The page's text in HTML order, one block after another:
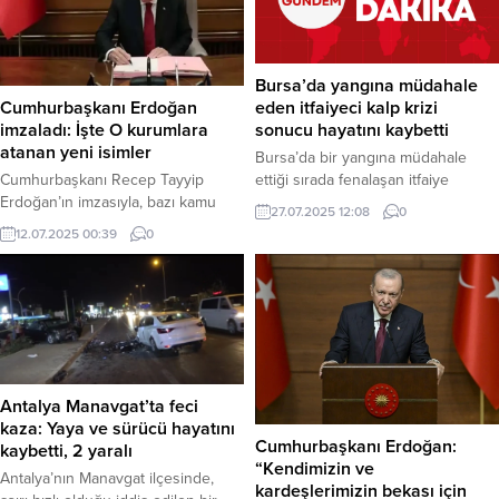
Cumhurbaşkanı Erdoğan
imzaladı: İşte O kurumlara
atanan yeni isimler
Cumhurbaşkanı Recep Tayyip
Erdoğan’ın imzasıyla, bazı kamu
kurumlarına ilişkin yeni atama
kararları bu gece yarısı Resmi
Gazete’de yayımlandı. ANKARA –
Kararlara göre, Alevi Bektaşi Kültür
ve Cemevi Başkanlığı ile Yunus
Emre Vakfı’nın yönetiminde önemli
değişiklikler yapıldı. Alevi Bektaşi
Kültür ve Cemevi Başkanlığı’na
Esma Ersin Atandı Yayımlanan
kararname ile Alevi Bektaşi...
12.07.2025 00:39 0
Bursa’da yangına müdahale
eden itfaiyeci kalp krizi
sonucu hayatını kaybetti
Bursa’da bir yangına müdahale
ettiği sırada fenalaşan itfaiye
personeli Ramazan Şaşkın,
geçirdiği kalp krizi sonucu hayatını
Büyükşehir Belediye Başkanı
Mustafa Bozbey duyurdu. Bursa
İtfaiyesi, kahraman bir personelini
görev başında kaybetmenin
üzüntüsünü yaşıyor. Edinilen
bilgiye göre, itfaiye personeli
Ramazan Şaşkın, kentte çıkan bir
yangına ekibiyle birlikte müdahale...
27.07.2025 12:08 0
Antalya Manavgat’ta feci
kaza: Yaya ve sürücü hayatını
kaybetti, 2 yaralı
Antalya’nın Manavgat ilçesinde,
Cumhurbaşkanı Erdoğan:
“Kendimizin ve
kardeşlerimizin bekası için